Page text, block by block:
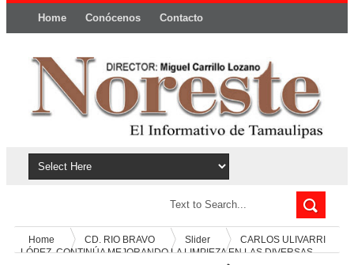
Home Conócenos Contacto
Home CD. RIO BRAVO Slider
CARLOS ULIVARRI
LÓPEZ, CONTINÚA MEJORANDO LA LIMPIEZA EN LAS DIVERSAS